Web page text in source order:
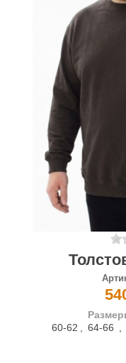
60-62 , 64-66 ,